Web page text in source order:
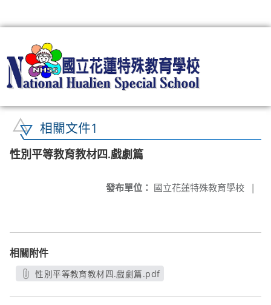
相關文件1
性別平等教育教材四.戲劇篇
發布單位： 國立花蓮特殊教育學校 |
相關附件
性別平等教育教材四.戲劇篇.pdf